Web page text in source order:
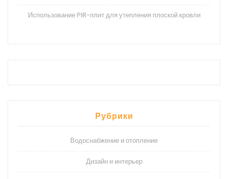
Использование PIR-плит для утепления плоской кровли
Рубрики
Водоснабжение и отопление
Дизайн и интерьер